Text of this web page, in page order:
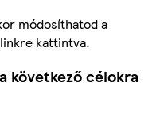
módosíthatod a
kattintva.
következő célokra